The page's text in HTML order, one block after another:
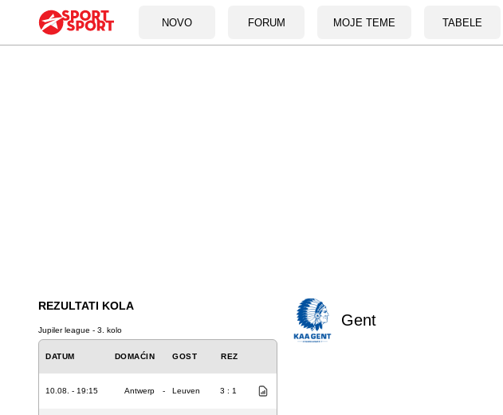
NOVO FORUM MOJE TEME TABELE
REZULTATI KOLA
Jupiler league - 3. kolo
DATUM DOMAĆIN GOST REZ
10.08. - 19:15 Antwerp - Leuven 3 : 1
Gent